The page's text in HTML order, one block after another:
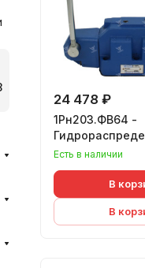
24 478 ₽
1Рн203.ФВ64 -
Есть в наличии
В
В